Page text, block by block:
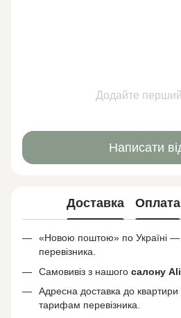
Додайте перший
Написати
Доставка Оплата
«Новою поштою» по Україні
перевізника.
Самовивіз з нашого салону
Адресна доставка до
тарифам перевізника.